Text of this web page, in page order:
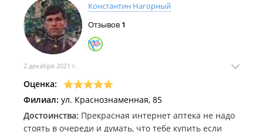
Константин Нагорный
Отзывов 1
2 декабря 2021 г.
Оценка:
Филиал: ул. Краснознаменная, 85
Достоинства: Прекрасная интернет аптека не надо
стоять в очереди и думать, что тебе купить если